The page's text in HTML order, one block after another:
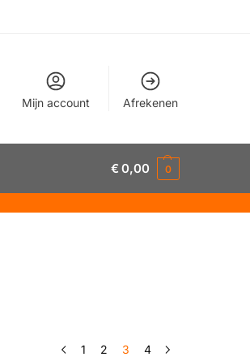
Mijn account Afrekenen
€ 0,00 0
1 2 3 4